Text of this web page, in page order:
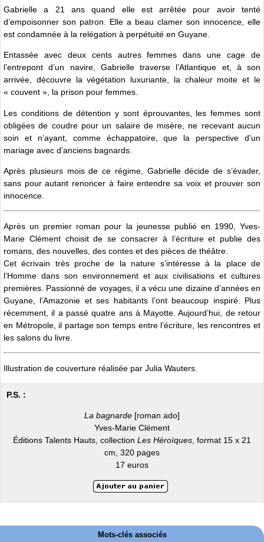
Gabrielle a 21 ans quand elle est arrêtée pour avoir tenté
d’empoisonner son patron. Elle a beau clamer son innocence, elle
est condamnée à la relégation à perpétuité en Guyane.
Entassée avec deux cents autres femmes dans une cage de
l’entrepont d’un navire, Gabrielle traverse l’Atlantique et, à son
arrivée, découvre la végétation luxuriante, la chaleur moite et le
« couvent », la prison pour femmes.
Les conditions de détention y sont éprouvantes, les femmes sont
obligées de coudre pour un salaire de misère, ne recevant aucun
soin et n’ayant, comme échappatoire, que la perspective d’un
mariage avec d’anciens bagnards.
Après plusieurs mois de ce régime, Gabrielle décide de s’évader,
sans pour autant renoncer à faire entendre sa voix et prouver son
innocence.
Après un premier roman pour la jeunesse publié en 1990, Yves-
Marie Clément choisit de se consacrer à l’écriture et publie des
romans, des nouvelles, des contes et des pièces de théâtre.
Cet écrivain très proche de la nature s’intéresse à la place de
l’Homme dans son environnement et aux civilisations et cultures
premières. Passionné de voyages, il a vécu une dizaine d’années en
Guyane, l’Amazonie et ses habitants l’ont beaucoup inspiré. Plus
récemment, il a passé quatre ans à Mayotte. Aujourd’hui, de retour
en Métropole, il partage son temps entre l’écriture, les rencontres et
les salons du livre.
Illustration de couverture réalisée par Julia Wauters.
P.S. :
La bagnarde [roman ado]
Yves-Marie Clément
Éditions Talents Hauts, collection Les Héroïques, format 15 x 21
cm, 320 pages
17 euros
Mots-clés associés